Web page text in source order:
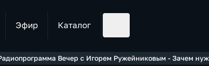
Эфир Каталог
Вечер с Игорем Ружейниковым - Зачем